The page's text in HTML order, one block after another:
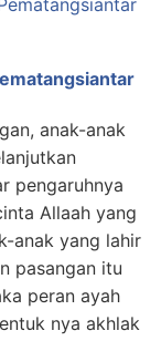
pengaruhnya
Allaah yang
anak yang lahir
pasangan itu
peran ayah
nya akhlak